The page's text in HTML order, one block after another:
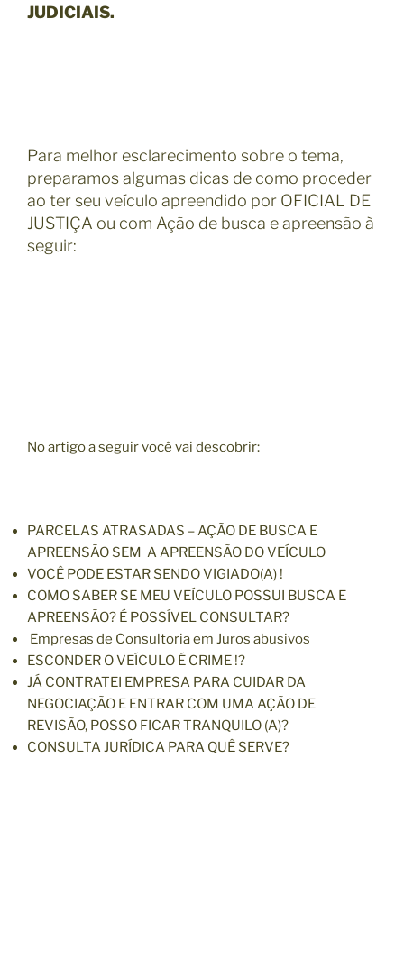
JUDICIAIS.
Para melhor esclarecimento sobre o tema,
preparamos algumas dicas de como proceder
ao ter seu veículo apreendido por OFICIAL DE
JUSTIÇA ou com Ação de busca e apreensão à
seguir:
No artigo a seguir você vai descobrir:
PARCELAS ATRASADAS – AÇÃO DE BUSCA E
APREENSÃO SEM A APREENSÃO DO VEÍCULO
VOCÊ PODE ESTAR SENDO VIGIADO(A) !
COMO SABER SE MEU VEÍCULO POSSUI BUSCA E
APREENSÃO? É POSSÍVEL CONSULTAR?
Empresas de Consultoria em Juros abusivos
ESCONDER O VEÍCULO É CRIME !?
JÁ CONTRATEI EMPRESA PARA CUIDAR DA
NEGOCIAÇÃO E ENTRAR COM UMA AÇÃO DE
REVISÃO, POSSO FICAR TRANQUILO (A)?
CONSULTA JURÍDICA PARA QUÊ SERVE?